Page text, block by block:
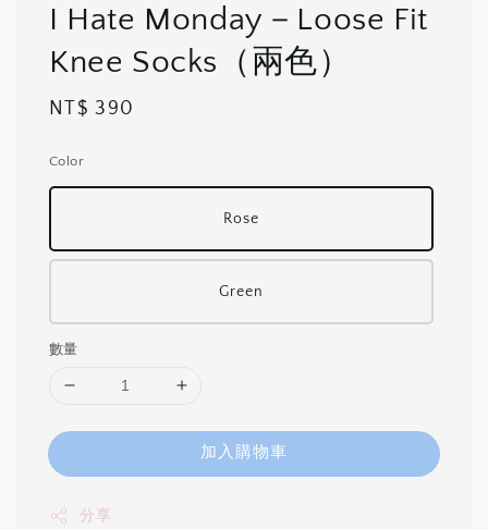
I Hate Monday－Loose Fit
Knee Socks（兩色）
Regular
NT$ 390
Color
Rose
Green
數量
加入購物車
分享